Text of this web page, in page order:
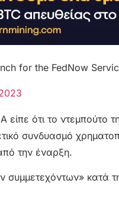
for the FedNow
ότι το ντεμπούτο
συνδυασμό
την έναρξη.
συμμετεχόντων» κατά